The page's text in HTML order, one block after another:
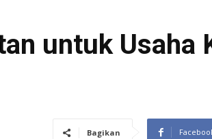
untuk Usaha
Bagikan